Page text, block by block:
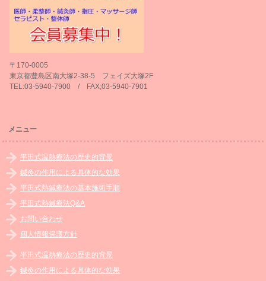
〒170-0005
東京都豊島区南大塚2-38-5 フェイズ大塚2F
TEL:03-5940-7900 / FAX;03-5940-7901
メニュー
平田式温熱療法の歴史的背景
鍼灸の作用による具体的な効果
平田式熱鍼療法の基本施術手順
平田式熱鍼療法Q&A
お問い合わせ
個人情報保護方針
平田式温熱療法の歴史的背景
鍼灸の作用による具体的な効果